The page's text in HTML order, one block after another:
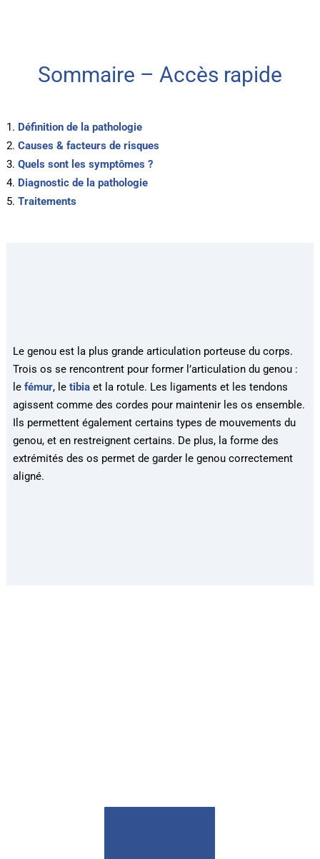
Sommaire – Accès rapide
Définition de la pathologie
Causes & facteurs de risques
Quels sont les symptômes ?
Diagnostic de la pathologie
Traitements
Le genou est la plus grande articulation porteuse du corps.
Trois os se rencontrent pour former l’articulation du genou :
le fémur, le tibiaet la rotule. Les ligaments et les tendons
agissent comme des cordes pour maintenir les os ensemble.
Ils permettent également certains types de mouvements du
genou, et en restreignent certains. De plus, la forme des
extrémités des os permet de garder le genou correctement
aligné.